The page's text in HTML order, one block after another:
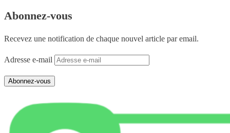
Abonnez-vous
Recevez une notification de chaque nouvel article par email.
Adresse e-mail
Abonnez-vous